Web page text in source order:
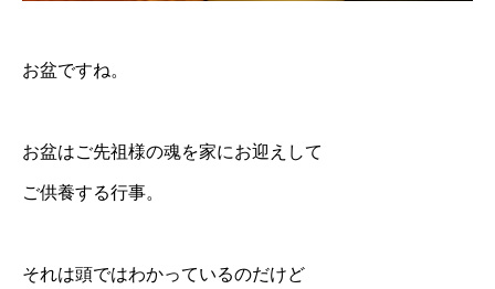
お盆ですね。
お盆はご先祖様の魂を家にお迎えして
ご供養する行事。
それは頭ではわかっているのだけど